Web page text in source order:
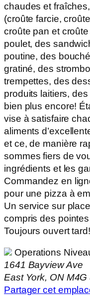
chaudes et
(croûte farcie,
croûte pan et
poulet, des
poutine, des
gratiné, des
trempettes, des
produits laitiers,
bien plus encore!
vise à satisfaire
aliments
et ce, de manière
sommes fiers de
ingrédients et les
Commandez en
pour une pizza à
Un service sur
compris des
Toujours ouvert tard!
Operations
1641 Bayview Ave
East York, ON M4G
Partager cet